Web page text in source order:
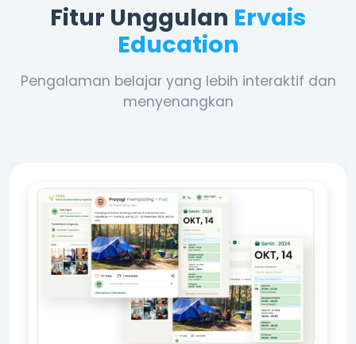
Fitur Unggulan Ervais
Education
Pengalaman belajar yang lebih interaktif dan
menyenangkan